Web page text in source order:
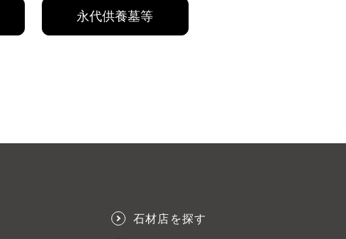
永代供養墓等
石材店を探す